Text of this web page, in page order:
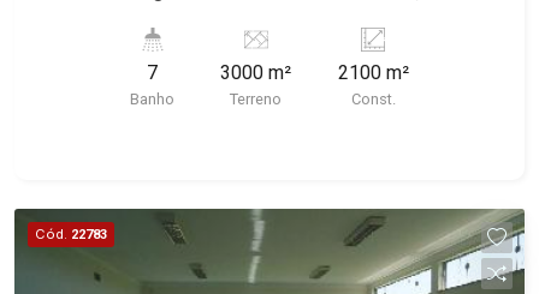
deste imóvel que a Martinelli Imobiliária
selecionou para você: - 3.000m² de área terreno e
2.100m² de área construída - Salão 1560m² -
instalação Ponte Rolante capacidade 25Ton A/T
3000 A/C 2100 Martinelli Imobiliária - excelência
absoluta no mercado imobiliário de Ribeirão
7
Banho
3000 m²
Terreno
2100 m²
Const.
Cód. 22783